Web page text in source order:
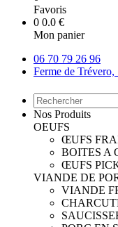
Favoris
0 0.0 €
Mon panier
06 70 79 26 96
Ferme de Trévero,
Nos Produits
OEUFS
ŒUFS
BOITES A
ŒUFS
VIANDE DE
VIANDE